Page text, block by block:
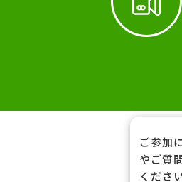
ご参加
やご質
くださ